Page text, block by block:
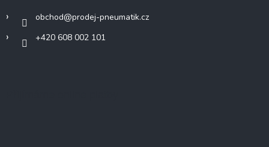
obchod@prodej-pneumatik.cz
+420 608 002 101